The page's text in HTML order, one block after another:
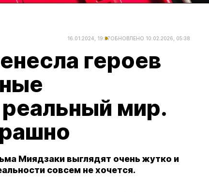
16.01.2024, 19:27ОБНОВЛЕНО 10.02.2026, 05:38
героев
мир.
Миядзаки выглядят очень жутко и
совсем не хочется.